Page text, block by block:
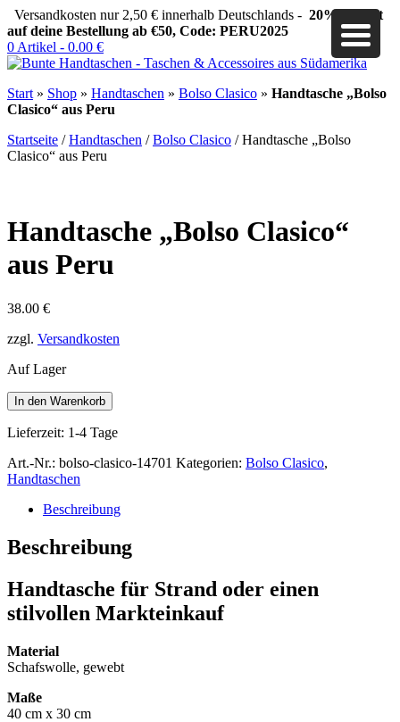
Versandkosten nur 2,50 € innerhalb Deutschlands - 20% Rabatt
auf deine Bestellung ab €50, Code: PERU2025
0 Artikel - 0.00 €
Start » Shop » Handtaschen » Bolso Clasico » Handtasche „Bolso
Clasico“ aus Peru
Startseite /Handtaschen /Bolso Clasico / Handtasche „Bolso
Clasico“ aus Peru
Handtasche „Bolso Clasico“
aus Peru
38.00 €
zzgl. Versandkosten
Auf Lager
Handtasche
"Bolso
Clasico"
Peru
quantity
In den Warenkorb
Lieferzeit: 1-4 Tage
Art.-Nr.: bolso-clasico-14701 Kategorien: Bolso Clasico,
Handtaschen
Beschreibung
Beschreibung
Handtasche für Strand oder einen
stilvollen Markteinkauf
Material
Schafswolle, gewebt
Maße
40 cm x 30 cm